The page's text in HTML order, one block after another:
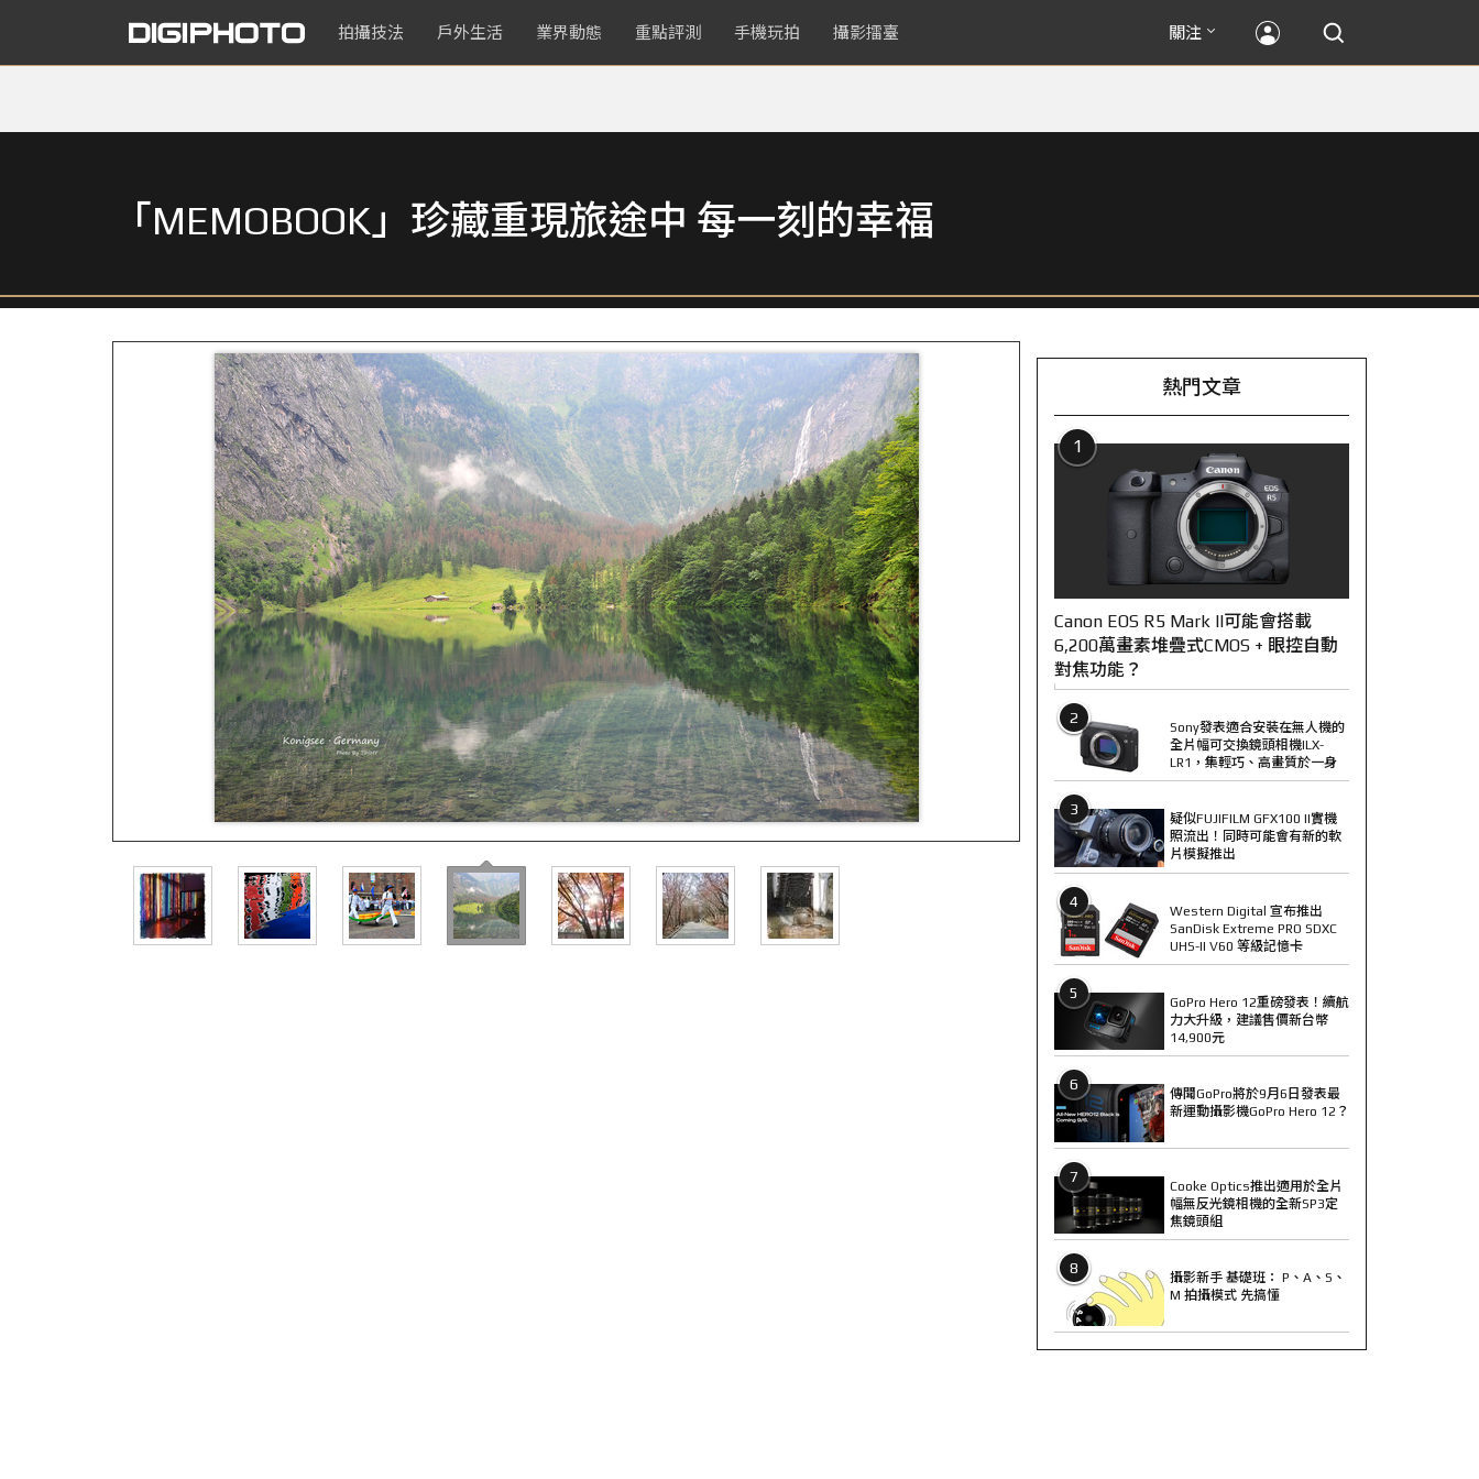
拍攝技法 戶外生活 業界動態 重點評測 手機玩拍 攝影擂臺 關注
「MEMOBOOK」珍藏重現旅途中 每一刻的幸福
熱門文章
1
Canon EOS R5 Mark II可能會搭載
6,200萬畫素堆疊式CMOS + 眼控自動
對焦功能？
2
Sony發表適合安裝在無人機的
全片幅可交換鏡頭相機ILX-
LR1，集輕巧、高畫質於一身
3
疑似FUJIFILM GFX100 II實機
照流出！同時可能會有新的軟
片模擬推出
4
Western Digital 宣布推出
SanDisk Extreme PRO SDXC
UHS-II V60 等級記憶卡
5
GoPro Hero 12重磅發表！續航
力大升級，建議售價新台幣
14,900元
6
傳聞GoPro將於9月6日發表最
新運動攝影機GoPro Hero 12？
7
Cooke Optics推出適用於全片
幅無反光鏡相機的全新SP3定
焦鏡頭組
8
攝影新手 基礎班： P、A、S、
M 拍攝模式 先搞懂